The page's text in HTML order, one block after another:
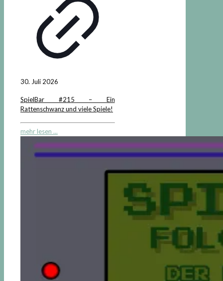
30. Juli 2026
SpielBar #215 – Ein
Rattenschwanz und viele Spiele!
mehr lesen ...